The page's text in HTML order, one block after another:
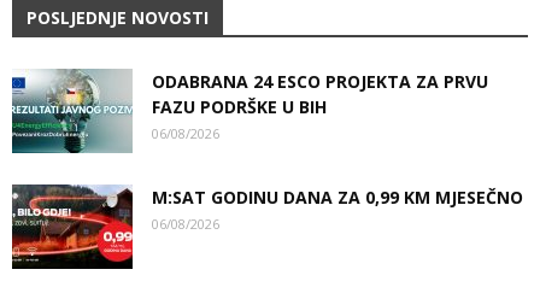
POSLJEDNJE NOVOSTI
ODABRANA 24 ESCO PROJEKTA ZA PRVU
FAZU PODRŠKE U BIH
06/08/2026
M:SAT GODINU DANA ZA 0,99 KM MJESEČNO
06/08/2026